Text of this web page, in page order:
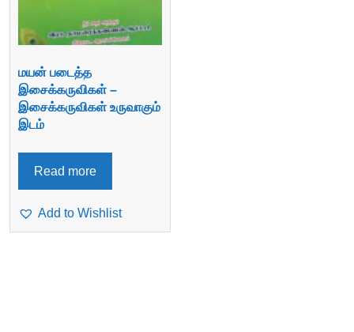
மயன் படைத்த
இசைக்கருவிகள் –
இசைக்கருவிகள் உருவாகும்
இடம்
Read more
Add to Wishlist